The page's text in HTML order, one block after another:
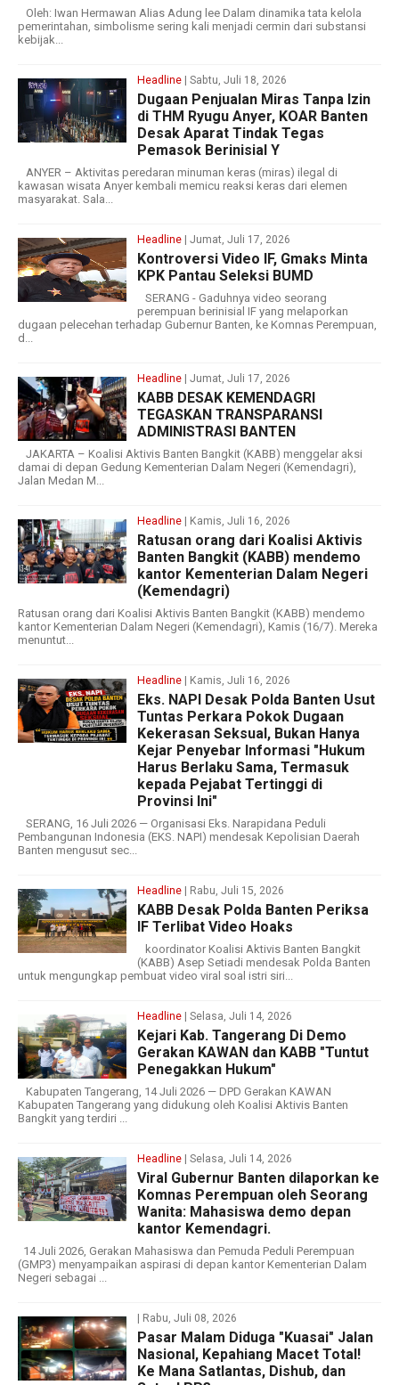
Oleh: Iwan Hermawan Alias Adung lee Dalam dinamika tata kelola
pemerintahan, simbolisme sering kali menjadi cermin dari substansi
kebijak...
Headline | Sabtu, Juli 18, 2026
Dugaan Penjualan Miras Tanpa Izin
di THM Ryugu Anyer, KOAR Banten
Desak Aparat Tindak Tegas
Pemasok Berinisial Y
ANYER – Aktivitas peredaran minuman keras (miras) ilegal di
kawasan wisata Anyer kembali memicu reaksi keras dari elemen
masyarakat. Sala...
Headline | Jumat, Juli 17, 2026
Kontroversi Video IF, Gmaks Minta
KPK Pantau Seleksi BUMD
SERANG - Gaduhnya video seorang
perempuan berinisial IF yang melaporkan
dugaan pelecehan terhadap Gubernur Banten, ke Komnas Perempuan,
d...
Headline | Jumat, Juli 17, 2026
KABB DESAK KEMENDAGRI
TEGASKAN TRANSPARANSI
ADMINISTRASI BANTEN
JAKARTA – Koalisi Aktivis Banten Bangkit (KABB) menggelar aksi
damai di depan Gedung Kementerian Dalam Negeri (Kemendagri),
Jalan Medan M...
Headline | Kamis, Juli 16, 2026
Ratusan orang dari Koalisi Aktivis
Banten Bangkit (KABB) mendemo
kantor Kementerian Dalam Negeri
(Kemendagri)
Ratusan orang dari Koalisi Aktivis Banten Bangkit (KABB) mendemo
kantor Kementerian Dalam Negeri (Kemendagri), Kamis (16/7). Mereka
menuntut...
Headline | Kamis, Juli 16, 2026
Eks. NAPI Desak Polda Banten Usut
Tuntas Perkara Pokok Dugaan
Kekerasan Seksual, Bukan Hanya
Kejar Penyebar Informasi "Hukum
Harus Berlaku Sama, Termasuk
kepada Pejabat Tertinggi di
Provinsi Ini"
SERANG, 16 Juli 2026 — Organisasi Eks. Narapidana Peduli
Pembangunan Indonesia (EKS. NAPI) mendesak Kepolisian Daerah
Banten mengusut sec...
Headline | Rabu, Juli 15, 2026
KABB Desak Polda Banten Periksa
IF Terlibat Video Hoaks ‎ ‎
koordinator Koalisi Aktivis Banten Bangkit
(KABB) Asep Setiadi mendesak Polda Banten
untuk mengungkap pembuat video viral soal istri siri...
Headline | Selasa, Juli 14, 2026
Kejari Kab. Tangerang Di Demo
Gerakan KAWAN dan KABB "Tuntut
Penegakkan Hukum"
Kabupaten Tangerang, 14 Juli 2026 — DPD Gerakan KAWAN
Kabupaten Tangerang yang didukung oleh Koalisi Aktivis Banten
Bangkit yang terdiri ...
Headline | Selasa, Juli 14, 2026
Viral Gubernur Banten dilaporkan ke
Komnas Perempuan oleh Seorang
Wanita: Mahasiswa demo depan
kantor Kemendagri.
14 Juli 2026, Gerakan Mahasiswa dan Pemuda Peduli Perempuan
(GMP3) menyampaikan aspirasi di depan kantor Kementerian Dalam
Negeri sebagai ...
| Rabu, Juli 08, 2026
Pasar Malam Diduga "Kuasai" Jalan
Nasional, Kepahiang Macet Total!
Ke Mana Satlantas, Dishub, dan